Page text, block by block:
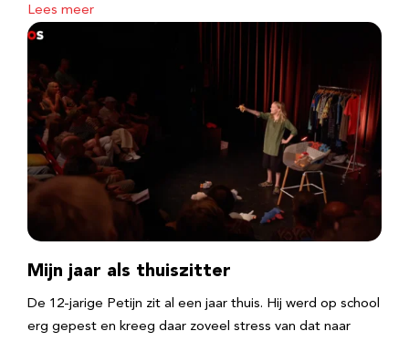
Lees meer
Mijn jaar als thuiszitter
De 12-jarige Petijn zit al een jaar thuis. Hij werd op school
erg gepest en kreeg daar zoveel stress van dat naar